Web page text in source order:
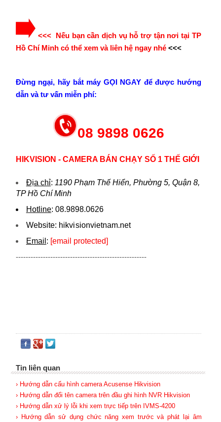
<<< Nếu bạn cần dịch vụ hỗ trợ tận nơi tại TP
Hồ Chí Minh có thể xem và liên hệ ngay nhé<<<
Đừng ngại, hãy bắt máy GỌI NGAY để được hướng
dẫn và tư vấn miễn phí:
08 9898 0626
HIKVISION - CAMERA BÁN CHẠY SỐ 1 THẾ GIỚI
Địa chỉ: 1190 Phạm Thế Hiển, Phường 5, Quận 8,
TP Hồ Chí Minh
Hotline: 08.9898.0626
Website: hikvi sionvietnam.net
Email : [email protected]
-----------------------------------------------------
Tin liên quan
› Hướng dẫn cấu hình camera Acusense Hikvision
› Hướng dẫn đổi tên camera trên đầu ghi hình NVR Hikvision
› Hướng dẫn xử lý lỗi khi xem trực tiếp trên IVMS-4200
› Hướng dẫn sử dụng chức năng xem trước và phát lại âm